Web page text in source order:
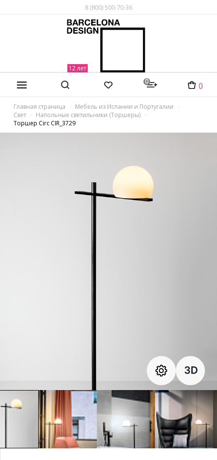
8 (800) 500-70-36
0 0
Главная страница
Мебель из Испании и Португалии
Свет
Напольные светильники (Торшеры)
Торшер Circ CIR_3729